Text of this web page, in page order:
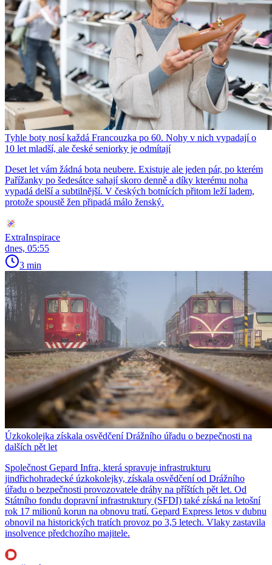
Tyhle boty nosí každá Francouzka po 60. Nohy v nich vypadají o
10 let mladší, ale české seniorky je odmítají
Deset let vám žádná bota neubere. Existuje ale jeden pár, po kterém
Pařížanky po šedesátce sahají skoro denně a díky kterému noha
vypadá delší a subtilnější. V českých botnících přitom leží ladem,
protože spoustě žen připadá málo ženský.
ExtraInspirace
dnes, 05:55
3 min
Úzkokolejka získala osvědčení Drážního úřadu o bezpečnosti na
dalších pět let
Společnost Gepard Infra, která spravuje infrastrukturu
jindřichohradecké úzkokolejky, získala osvědčení od Drážního
úřadu o bezpečnosti provozovatele dráhy na příštích pět let. Od
Státního fondu dopravní infrastruktury (SFDI) také získá na letošní
rok 17 milionů korun na obnovu tratí. Gepard Express letos v dubnu
obnovil na historických tratích provoz po 3,5 letech. Vlaky zastavila
insolvence předchozího majitele.